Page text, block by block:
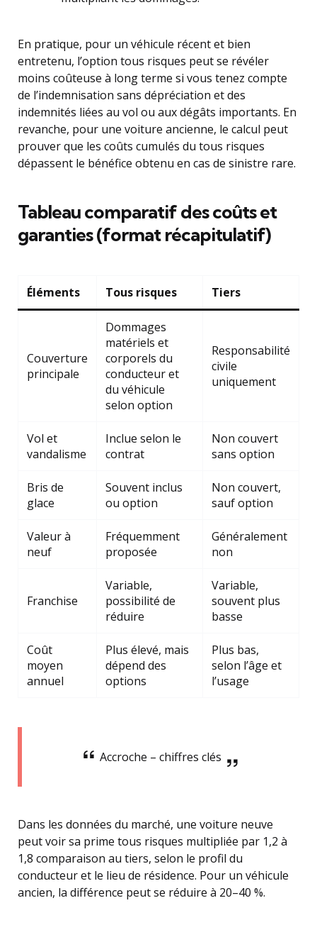
En pratique, pour un véhicule récent et bien
entretenu, l’option tous risques peut se révéler
moins coûteuse à long terme si vous tenez compte
de l’indemnisation sans dépréciation et des
indemnités liées au vol ou aux dégâts importants. En
revanche, pour une voiture ancienne, le calcul peut
prouver que les coûts cumulés du tous risques
dépassent le bénéfice obtenu en cas de sinistre rare.
Tableau comparatif des coûts et
garanties (format récapitulatif)
Éléments Tous risques Tiers
Couverture
principale
Dommages
matériels et
corporels du
conducteur et
du véhicule
selon option
Responsabilité
civile
uniquement
Vol et
vandalisme
Inclue selon le
contrat
Non couvert
sans option
Bris de
glace
Souvent inclus
ou option
Non couvert,
sauf option
Valeur à
neuf
Fréquemment
proposée
Généralement
non
Franchise
Variable,
possibilité de
réduire
Variable,
souvent plus
basse
Coût
moyen
annuel
Plus élevé, mais
dépend des
options
Plus bas,
selon l’âge et
l’usage
Accroche – chiffres clés
Dans les données du marché, une voiture neuve
peut voir sa prime tous risques multipliée par 1,2 à
1,8 comparaison au tiers, selon le profil du
conducteur et le lieu de résidence. Pour un véhicule
ancien, la différence peut se réduire à 20–40 %.